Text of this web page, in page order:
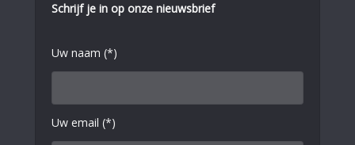
Schrijf je in op onze nieuwsbrief
Uw naam (*)
Uw email (*)